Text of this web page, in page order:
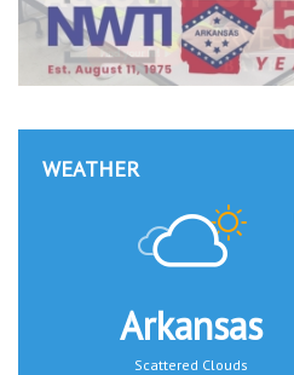
WEATHER
Arkansas
Scattered Clouds